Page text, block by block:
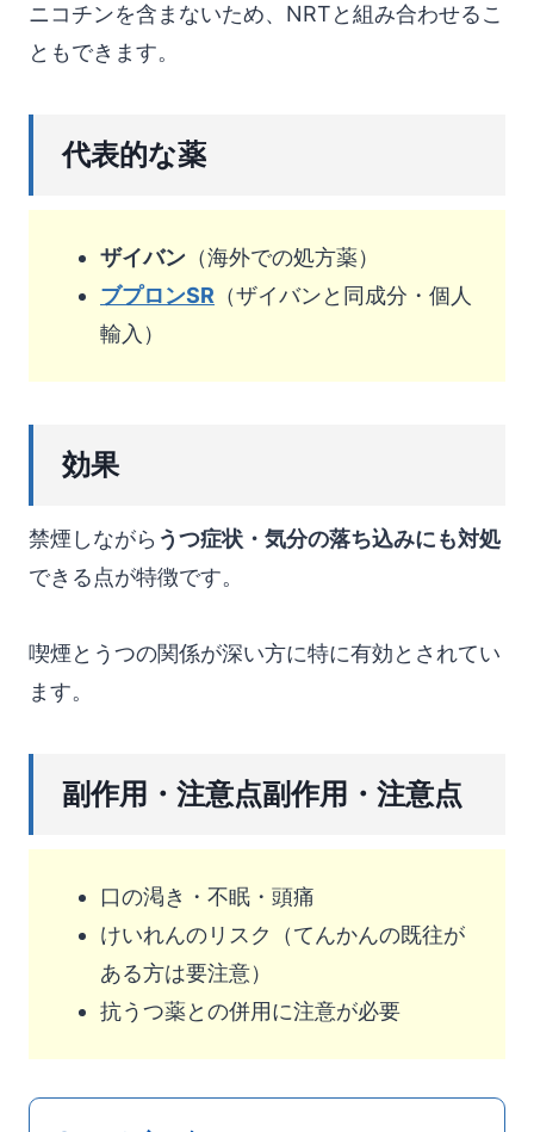
ニコチンを含まないため、NRTと組み合わせるこ
ともできます。
代表的な薬
ザイバン （海外での処方薬）
ブプロンSR （ザイバンと同成分・個人
輸入）
効果
禁煙しながら うつ症状・気分の落ち込みにも対処
できる点が特徴です。
喫煙とうつの関係が深い方に特に有効とされてい
ます。
副作用・注意点副作用・注意点
口の渇き・不眠・頭痛
けいれんのリスク（てんかんの既往が
ある方は要注意）
抗うつ薬との併用に注意が必要